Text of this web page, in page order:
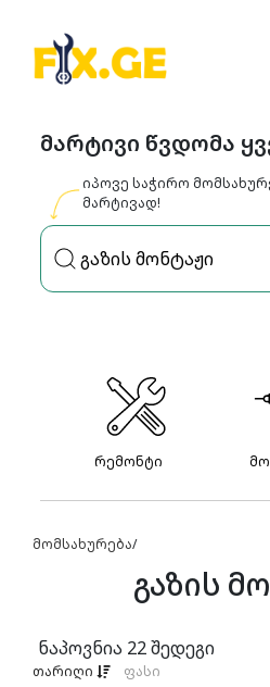
მარტივი წვდომა
იპოვე საჭირო
მარტივად!
რემონტი
მომსახურება/
გაზის
ნაპოვნია 22შედეგი
თარიღი ფასი